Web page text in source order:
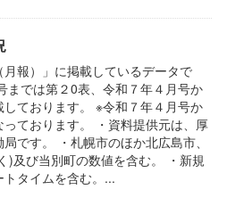
月報）」に掲載しているデータで
までは第２0表、令和７年４月号か
しております。 ※令和７年４月号か
っております。 ・資料提供元は、厚
です。 ・札幌市のほか北広島市、
)及び当別町の数値を含む。 ・新規
タイムを含む。...